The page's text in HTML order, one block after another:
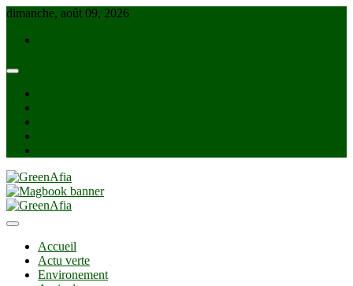
Skip
content
dimanche, août 09, 2026
GreenAfia
Accueil
Actu verte
Environement